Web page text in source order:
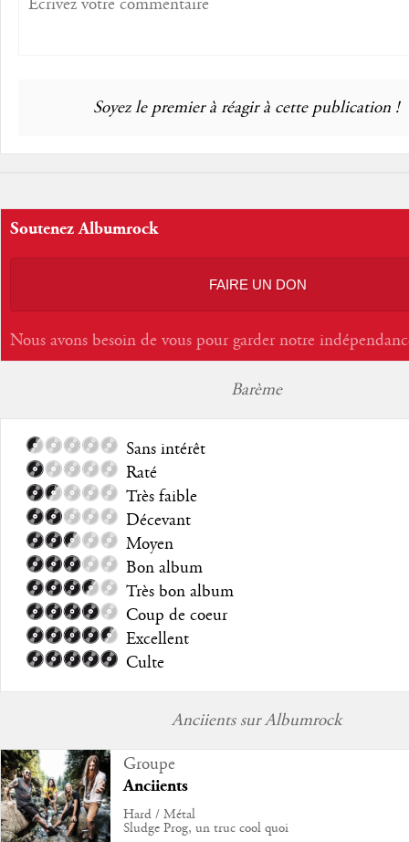
Soyez le premier à réagir à cette publication !
Soutenez Albumrock
FAIRE UN DON
Nous avons besoin de vous pour garder notre
Barème
Sans intérêt
Raté
Très faible
Décevant
Moyen
Bon album
Très bon album
Coup de coeur
Excellent
Culte
Anciients sur Albumrock
Groupe
Anciients
Hard / Métal
Sludge Prog, un truc cool quoi